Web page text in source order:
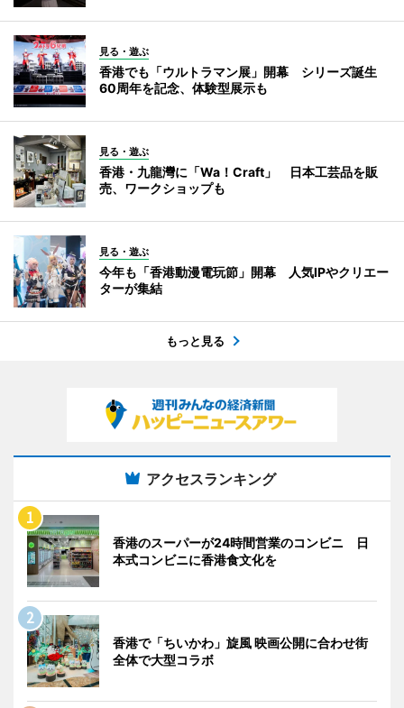
見る・遊ぶ
香港でも「ウルトラマン展」開幕 シリーズ誕生
60周年を記念、体験型展示も
見る・遊ぶ
香港・九龍灣に「Wa！Craft」 日本工芸品を販
売、ワークショップも
見る・遊ぶ
今年も「香港動漫電玩節」開幕 人気IPやクリエー
ターが集結
もっと見る
アクセスランキング
香港のスーパーが24時間営業のコンビニ 日
本式コンビニに香港食文化を
香港で「ちいかわ」旋風 映画公開に合わせ街
全体で大型コラボ